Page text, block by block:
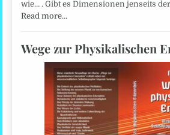
wie… . Gibt es Dimensionen jenseits
Read more…
Wege zur Physikalischen